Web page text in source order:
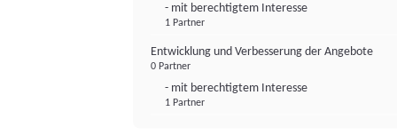
- mit berechtigtem Interesse
1 Partner
Entwicklung und Verbesserung der Angebote
0 Partner
- mit berechtigtem Interesse
1 Partner